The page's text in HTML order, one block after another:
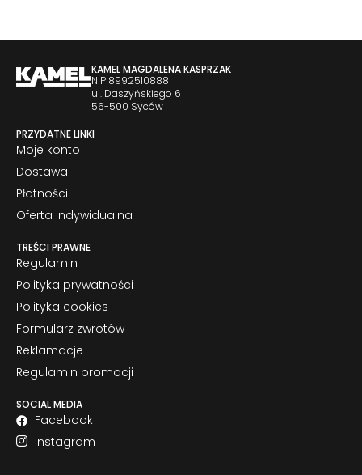
KAMEL MAGDALENA KASPRZAK
NIP 8992510888
ul. Daszyńskiego 6
56-500 Syców
PRZYDATNE LINKI
Moje konto
Dostawa
Płatności
Oferta indywidualna
TREŚCI PRAWNE
Regulamin
Polityka prywatności
Polityka cookies
Formularz zwrotów
Reklamacje
Regulamin promocji
SOCIAL MEDIA
Facebook
Instagram